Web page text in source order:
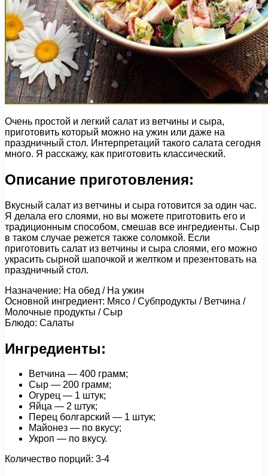
Очень простой и легкий салат из ветчины и сыра,
приготовить который можно на ужин или даже на
праздничный стол. Интерпретаций такого салата сегодня
много. Я расскажу, как приготовить классический.
Описание приготовления:
Вкусный салат из ветчины и сыра готовится за один час.
Я делала его слоями, но вы можете приготовить его и
традиционным способом, смешав все ингредиенты. Сыр
в таком случае режется также соломкой. Если
приготовить салат из ветчины и сыра слоями, его можно
украсить сырной шапочкой и желтком и презентовать на
праздничный стол.
Назначение: На обед / На ужин
Основной ингредиент: Мясо / Субпродукты / Ветчина /
Молочные продукты / Сыр
Блюдо: Салаты
Ингредиенты:
Ветчина — 400 грамм;
Сыр — 200 грамм;
Огурец — 1 штук;
Яйца — 2 штук;
Перец болгарский — 1 штук;
Майонез — по вкусу;
Укроп — по вкусу.
Количество порций: 3-4